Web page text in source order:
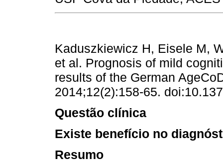
Kaduszkiewicz H, Eisele M,
et al. Prognosis of mild
results of the German
2014;12(2):158-65.
Questão clínica
Existe benefício no
Resumo